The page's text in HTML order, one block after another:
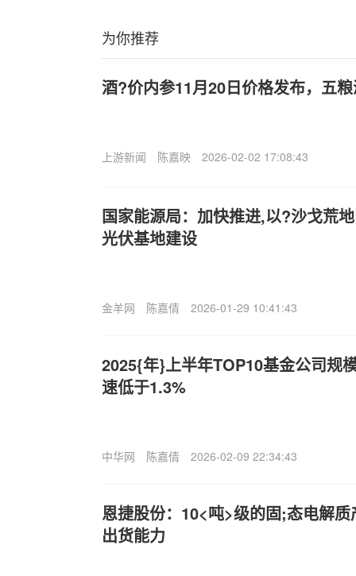
为你推荐
酒?价内参11月20日价格发布，五
上游新闻 陈嘉映 2026-02-02 17:08:43
国家能源局：加快推进,以?沙戈荒
光伏基地建设
金羊网 陈嘉倩 2026-01-29 10:41:43
2025{年}上半年TOP10基金公司规
速低于1.3%
中华网 陈嘉倩 2026-02-09 22:34:43
恩捷股份：10<吨>级的固;态电解
出货能力